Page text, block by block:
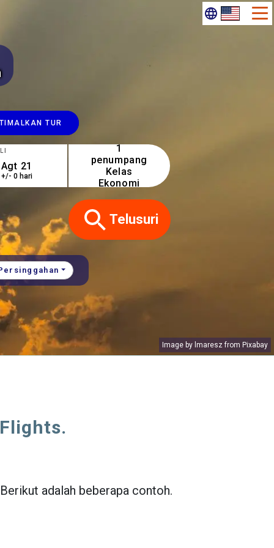
TUR
+/- 0 hari
1
penumpang
Kelas
Ekonomi
Telusuri
Image by lmareszfrom Pixabay
adalah beberapa contoh.